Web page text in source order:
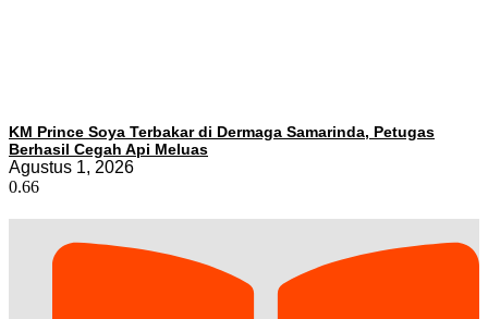
KM Prince Soya Terbakar di Dermaga Samarinda, Petugas
Berhasil Cegah Api Meluas
Agustus 1, 2026